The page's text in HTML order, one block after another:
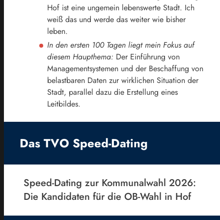
Hof ist eine ungemein lebenswerte Stadt. Ich
weiß das und werde das weiter wie bisher
leben.
In den ersten 100 Tagen liegt mein Fokus auf
diesem Haupthema: Der Einführung von
Managementsystemen und der Beschaffung von
belastbaren Daten zur wirklichen Situation der
Stadt, parallel dazu die Erstellung eines
Leitbildes.
Das TVO Speed-Dating
Speed-Dating zur Kommunalwahl 2026:
Die Kandidaten für die OB-Wahl in Hof